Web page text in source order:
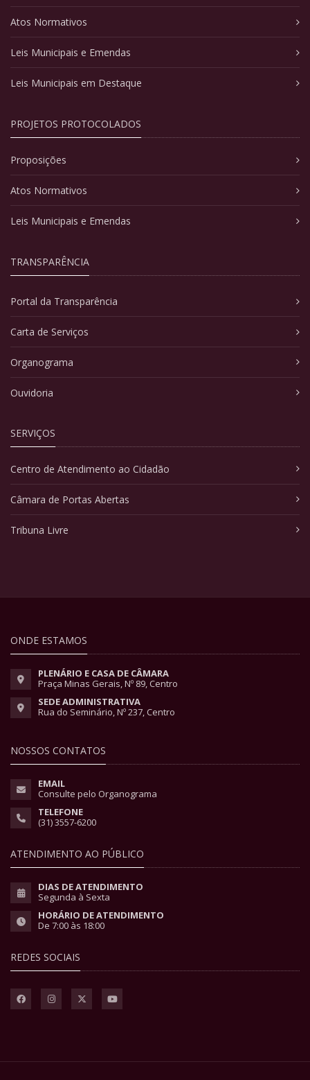
Atos Normativos
Leis Municipais e Emendas
Leis Municipais em Destaque
PROJETOS PROTOCOLADOS
Proposições
Atos Normativos
Leis Municipais e Emendas
TRANSPARÊNCIA
Portal da Transparência
Carta de Serviços
Organograma
Ouvidoria
SERVIÇOS
Centro de Atendimento ao Cidadão
Câmara de Portas Abertas
Tribuna Livre
ONDE ESTAMOS
PLENÁRIO E CASA DE CÂMARA
Praça Minas Gerais, Nº 89, Centro
SEDE ADMINISTRATIVA
Rua do Seminário, Nº 237, Centro
NOSSOS CONTATOS
EMAIL
Consulte pelo Organograma
TELEFONE
(31) 3557-6200
ATENDIMENTO AO PÚBLICO
DIAS DE ATENDIMENTO
Segunda à Sexta
HORÁRIO DE ATENDIMENTO
De 7:00 às 18:00
REDES SOCIAIS